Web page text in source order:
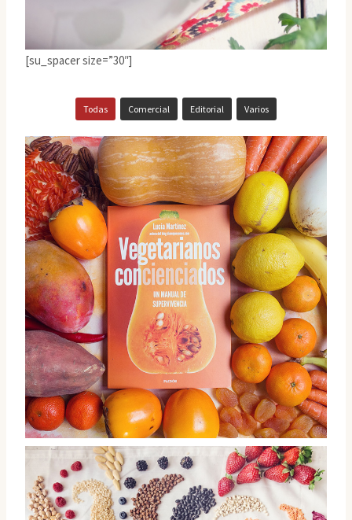
[su_spacer size=”30″]
Todas Comercial Editorial Varios
Libro "Vegetarianos ConCienciaDos", de Lucía Martínez